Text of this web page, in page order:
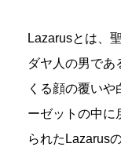
Lazarusとは、
ダヤ人の男であ
くる顔の覆い
ーゼットの中に
られたLazarus